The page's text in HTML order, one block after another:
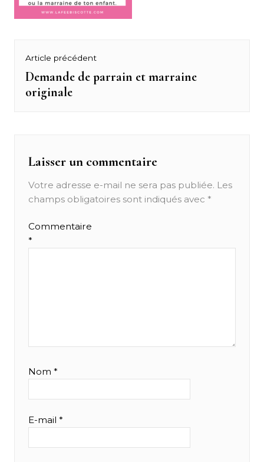
Navigation
de
l’article
Article précédent
Previous
post:
Demande de parrain et marraine
originale
Laisser un commentaire
Votre adresse e-mail ne sera pas publiée. Les
champs obligatoires sont indiqués avec *
Commentaire
*
Nom *
E-mail *